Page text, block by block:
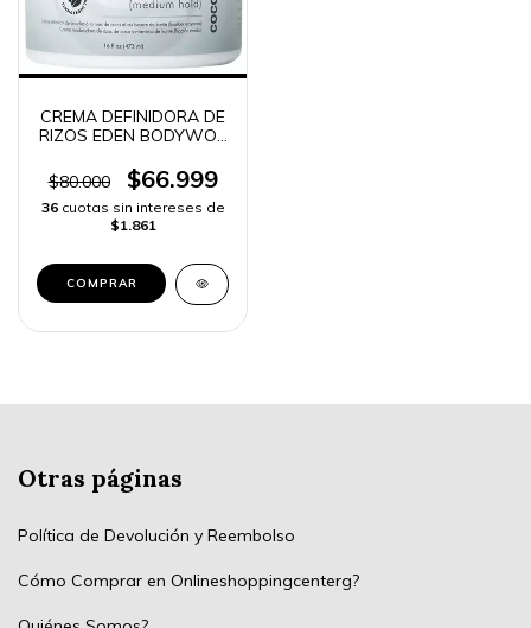
CREMA DEFINIDORA DE
RIZOS EDEN BODYWOR
RAPIDO
$80.000 $66.999
36 cuotas sin intereses de
$1.861
Otras páginas
Política de Devolución y Reembolso
Cómo Comprar en Onlineshoppingcenterg?